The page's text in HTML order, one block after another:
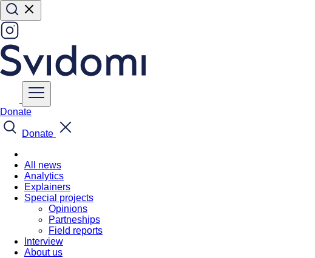
Donate
Donate
All news
Analytics
Explainers
Special projects
Opinions
Partneships
Field reports
Interview
About us